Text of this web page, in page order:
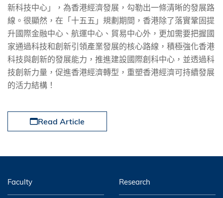
新科技中心」，為香港經濟發展，勾勒出一條清晰的發展路
線。很顯然，在「十五五」規劃期間，香港除了落實鞏固提
升國際金融中心、航運中心、貿易中心外，更加需要把握國
家通過科技和創新引領產業發展的核心路線，積極強化香港
科技與創新的發展能力，推進建設國際創科中心，並透過科
技創新力量，促進香港經濟轉型，重塑香港經濟可持續發展
的活力結構！
Read Article
Faculty Research